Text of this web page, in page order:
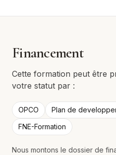
Financement
Cette formation peut être
votre statut par :
OPCO
Plan de
FNE-Formation
Nous montons le dossier de